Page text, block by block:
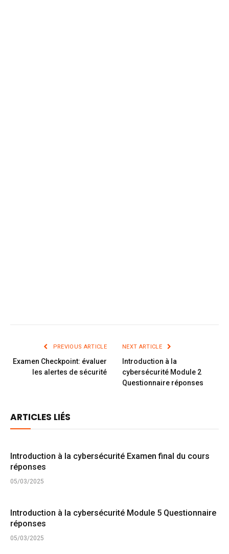
PREVIOUS ARTICLE
Examen Checkpoint: évaluer
les alertes de sécurité
NEXT ARTICLE
Introduction à la
cybersécurité Module 2
Questionnaire réponses
ARTICLES LIÉS
Introduction à la cybersécurité Examen final du cours
réponses
05/03/2025
Introduction à la cybersécurité Module 5 Questionnaire
réponses
05/03/2025